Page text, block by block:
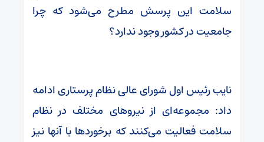
سلامت این پرسش مطرح می‌شود که چرا
جامعیت در کشور وجود ندارد؟
نایب رئیس اول شورای عالی نظام پرستاری ادامه
داد: مجموعه‌ای از نیروهای مختلف در نظام
سلامت فعالیت می‌کنند که برخوردها با آنها نیز